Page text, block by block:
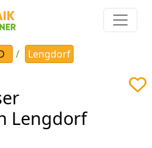
Lengdorf
Lengdorf